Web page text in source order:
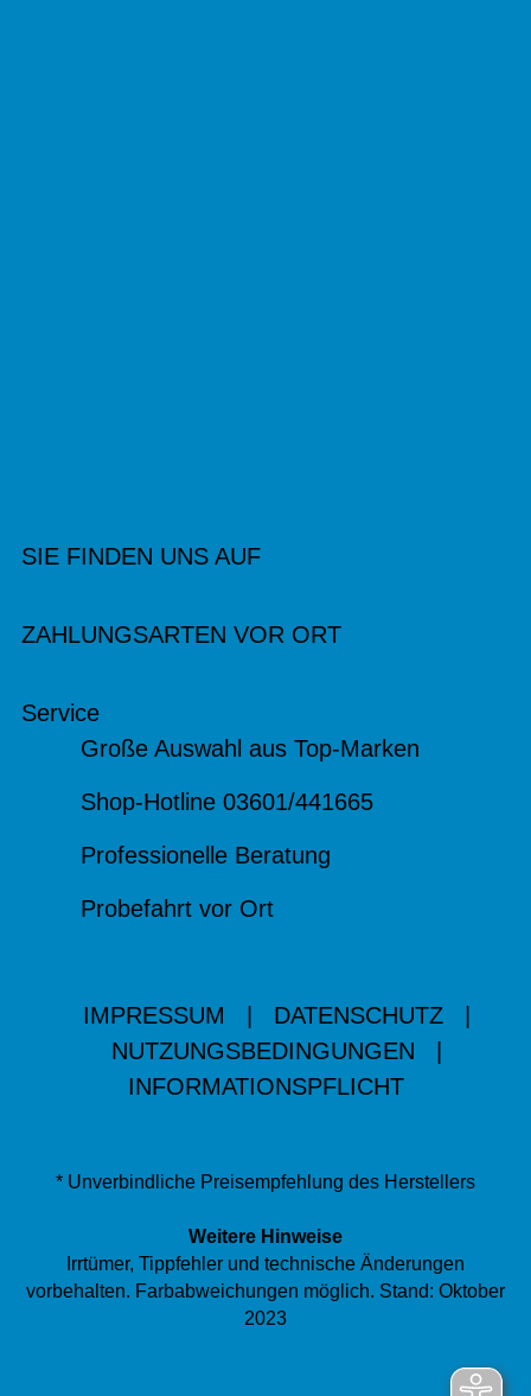
SIE FINDEN UNS AUF
ZAHLUNGSARTEN VOR ORT
Service
Große Auswahl aus Top-Marken
Shop-Hotline 03601/441665
Professionelle Beratung
Probefahrt vor Ort
IMPRESSUM DATENSCHUTZ
NUTZUNGSBEDINGUNGEN
INFORMATIONSPFLICHT
* Unverbindliche Preisempfehlung des Herstellers
Weitere Hinweise
Irrtümer, Tippfehler und technische Änderungen
vorbehalten. Farbabweichungen möglich. Stand: Oktober
2023